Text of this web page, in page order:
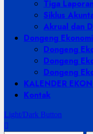
Tiga
Siklus
Akrual dan
Dongeng
Dongeng
Dongeng
Dongeng
KALENDER
Kontak
Light/Dark Button